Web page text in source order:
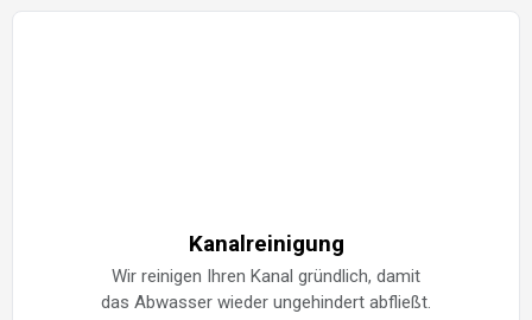
Kanalreinigung
Wir reinigen Ihren Kanal gründlich, damit
das Abwasser wieder ungehindert abfließt.